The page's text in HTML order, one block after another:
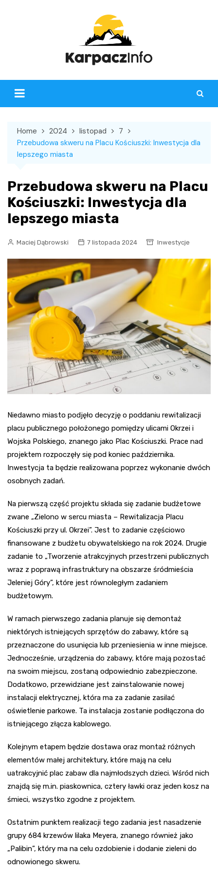
Home 2024 listopad
7
Przebudowa skweru na Placu Kościuszki: Inwestycja dla
lepszego miasta
Przebudowa skweru na Placu
Kościuszki: Inwestycja dla
lepszego miasta
Maciej Dąbrowski 7 listopada 2024 Inwestycje
Niedawno miasto podjęło decyzję o poddaniu rewitalizacji
placu publicznego położonego pomiędzy ulicami Okrzei i
Wojska Polskiego, znanego jako Plac Kościuszki. Prace nad
projektem rozpoczęły się pod koniec października.
Inwestycja ta będzie realizowana poprzez wykonanie dwóch
osobnych zadań.
Na pierwszą część projektu składa się zadanie budżetowe
zwane „Zielono w sercu miasta – Rewitalizacja Placu
Kościuszki przy ul. Okrzei”. Jest to zadanie częściowo
finansowane z budżetu obywatelskiego na rok 2024. Drugie
zadanie to „Tworzenie atrakcyjnych przestrzeni publicznych
wraz z poprawą infrastruktury na obszarze śródmieścia
Jeleniej Góry”, które jest równoległym zadaniem
budżetowym.
W ramach pierwszego zadania planuje się demontaż
niektórych istniejących sprzętów do zabawy, które są
przeznaczone do usunięcia lub przeniesienia w inne miejsce.
Jednocześnie, urządzenia do zabawy, które mają pozostać
na swoim miejscu, zostaną odpowiednio zabezpieczone.
Dodatkowo, przewidziane jest zainstalowanie nowej
instalacji elektrycznej, która ma za zadanie zasilać
oświetlenie parkowe. Ta instalacja zostanie podłączona do
istniejącego złącza kablowego.
Kolejnym etapem będzie dostawa oraz montaż różnych
elementów małej architektury, które mają na celu
uatrakcyjnić plac zabaw dla najmłodszych dzieci. Wśród nich
znajdą się m.in. piaskownica, cztery ławki oraz jeden kosz na
śmieci, wszystko zgodne z projektem.
Ostatnim punktem realizacji tego zadania jest nasadzenie
grupy 684 krzewów lilaka Meyera, znanego również jako
„Palibin”, który ma na celu ozdobienie i dodanie zieleni do
odnowionego skweru.